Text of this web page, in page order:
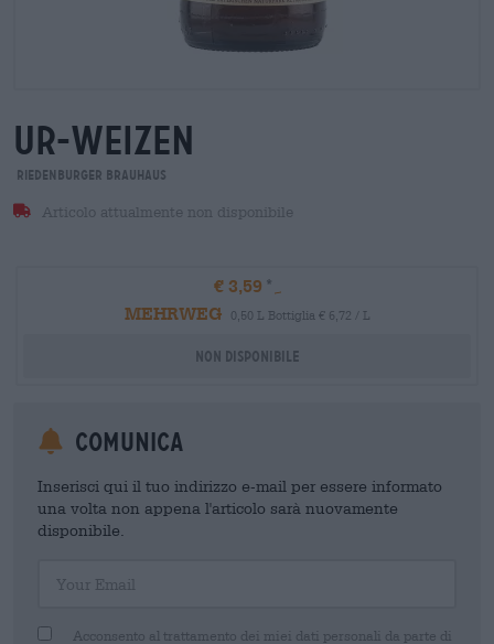
ur-weizen
Riedenburger Brauhaus
Articolo attualmente non disponibile
€ 3,59
MEHRWEG
0,50 L Bottiglia € 6,72 / L
Non disponibile
Comunica
Inserisci qui il tuo indirizzo e-mail per essere informato
una volta non appena l'articolo sarà nuovamente
disponibile.
Acconsento al trattamento dei miei dati personali da parte di